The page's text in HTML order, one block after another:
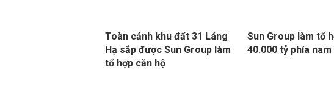
Toàn cảnh khu đất 31 Láng
Hạ sắp được Sun Group làm
tổ hợp căn hộ
Sun Group làm tổ
40.000 tỷ phía